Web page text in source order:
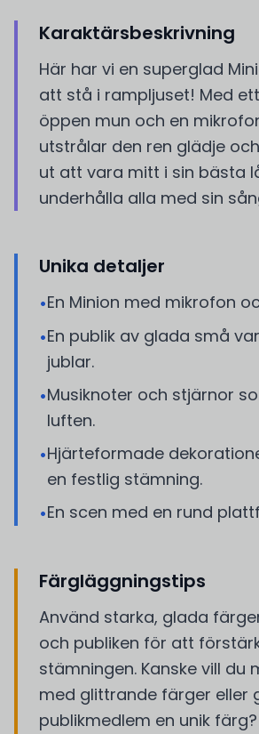
Karaktärsbeskrivning
Här har vi en superglad
att stå i rampljuset! Med
öppen mun och en
utstrålar den ren glädje
ut att vara mitt i sin bästa
underhålla alla med sin
Unika detaljer
•En Minion med mikrofon
•En publik av glada små
jublar.
•Musiknoter och stjärnor
luften.
•Hjärteformade
en festlig stämning.
•En scen med en rund
Färgläggningstips
Använd starka, glada
och publiken för att
stämningen. Kanske vill du
med glittrande färger eller
publikmedlem en unik